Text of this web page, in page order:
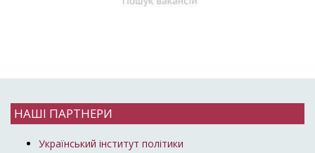
НАШІ ПАРТНЕРИ
Український інститут політики